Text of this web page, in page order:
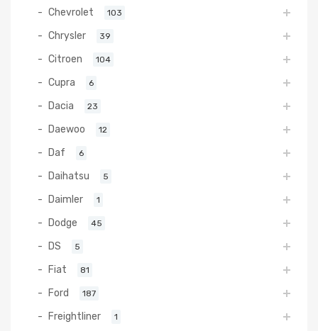
Chevrolet 103
Chrysler 39
Citroen 104
Cupra 6
Dacia 23
Daewoo 12
Daf 6
Daihatsu 5
Daimler 1
Dodge 45
DS 5
Fiat 81
Ford 187
Freightliner 1